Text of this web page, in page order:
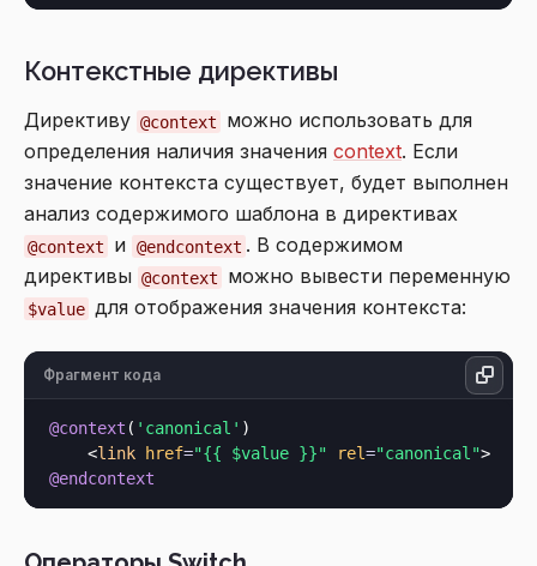
Контекстные директивы
Директиву @context
можно использовать для
определения наличия значения context. Если
значение контекста существует, будет выполнен
анализ содержимого шаблона в директивах
@context и @endcontext . В содержимом
директивы @context можно вывести переменную
$value для отображения значения контекста:
Фрагмент кода
@context ( 'canonical' )
<link href="{{ $value }}" rel="canonical">
@endcontext